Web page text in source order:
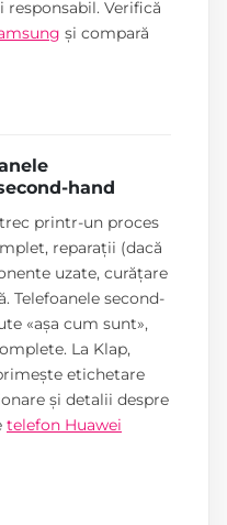
Verifică
și compară
hand
printr-un proces
reparații (dacă
uzate, curățare
Telefoanele second-
«așa cum sunt»,
La Klap,
etichetare
și detalii despre
telefon Huawei